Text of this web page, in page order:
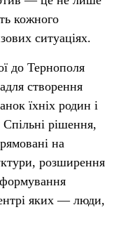
кожного
ситуаціях.
до Тернополя
створення
їхніх родин і
Спільні рішення,
на
розширення
яких — люди,